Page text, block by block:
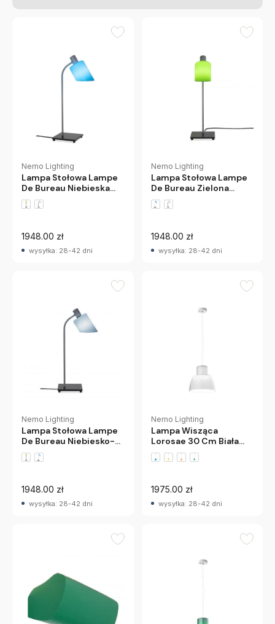
Nemo Lighting
Lampa Stołowa Lampe
De Bureau Niebieska
Nemo
1948.00 zł
wysyłka: 28-42 dni
Nemo Lighting
Lampa Stołowa Lampe
De Bureau Zielona
Nemo
1948.00 zł
wysyłka: 28-42 dni
Nemo Lighting
Lampa Stołowa Lampe
De Bureau Niebiesko-
Szary Nemo
1948.00 zł
wysyłka: 28-42 dni
Nemo Lighting
Lampa Wisząca
Lorosae 30 Cm Biała
Nemo
1975.00 zł
wysyłka: 28-42 dni